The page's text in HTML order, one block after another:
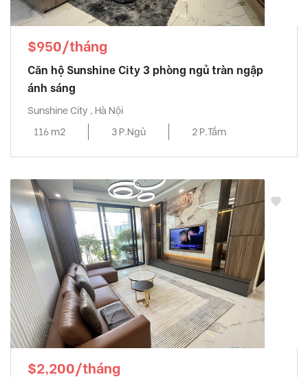
$950/tháng
Căn hộ Sunshine City 3 phòng ngủ tràn ngập
ánh sáng
Sunshine City , Hà Nội
116 m2
3 P.Ngủ 2 P.Tắm
$2,200/tháng